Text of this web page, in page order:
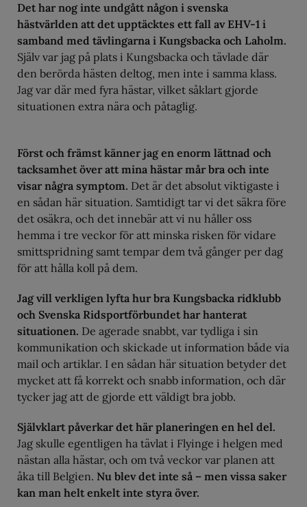
Det har nog inte undgått någon i svenska
hästvärlden att det upptäcktes ett fall av EHV-1 i
samband med tävlingarna i Kungsbacka och Laholm.
Själv var jag på plats i Kungsbacka och tävlade där
den berörda hästen deltog, men inte i samma klass.
Jag var där med fyra hästar, vilket såklart gjorde
situationen extra nära och påtaglig.
Först och främst känner jag en enorm lättnad och
tacksamhet över att mina hästar mår bra och inte
visar några symptom. Det är det absolut viktigaste i
en sådan här situation. Samtidigt tar vi det säkra före
det osäkra, och det innebär att vi nu håller oss
hemma i tre veckor för att minska risken för vidare
smittspridning samt tempar dem två gånger per dag
för att hålla koll på dem.
Jag vill verkligen lyfta hur bra Kungsbacka ridklubb
och Svenska Ridsportförbundet har hanterat
situationen. De agerade snabbt, var tydliga i sin
kommunikation och skickade ut information både via
mail och artiklar. I en sådan här situation betyder det
mycket att få korrekt och snabb information, och där
tycker jag att de gjorde ett väldigt bra jobb.
Självklart påverkar det här planeringen en hel del.
Jag skulle egentligen ha tävlat i Flyinge i helgen med
nästan alla hästar, och om två veckor var planen att
åka till Belgien. Nu blev det inte så – men vissa saker
kan man helt enkelt inte styra över.